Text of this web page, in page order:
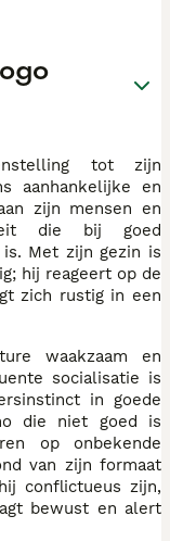
tot zijn
aanhankelijke en
zijn mensen en
die bij goed
Met zijn gezin is
hij reageert op de
zich rustig in een
waakzaam en
socialisatie is
in goede
die niet goed is
op onbekende
van zijn formaat
conflictueus zijn,
bewust en alert